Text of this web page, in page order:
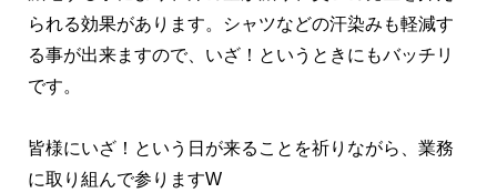
られる効果があります。シャツなどの汗染みも軽減す
る事が出来ますので、いざ！というときにもバッチリ
です。
皆様にいざ！という日が来ることを祈りながら、業務
に取り組んで参りますW